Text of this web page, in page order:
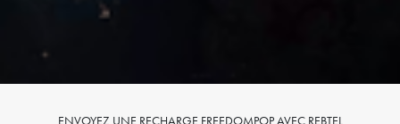
ENVOYEZ UNE RECHARGE FREEDOMPOP AVEC REBTEL